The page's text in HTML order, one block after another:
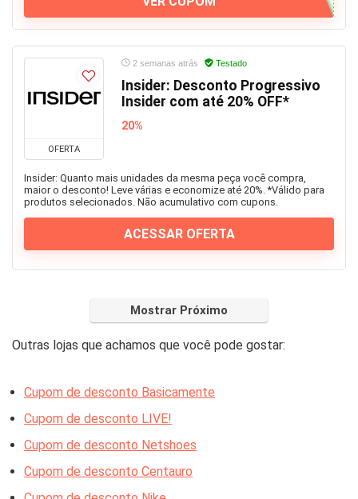
OFERTA
2 semanas atrás Testado
Insider: Desconto Progressivo
Insider com até 20% OFF*
20%
Insider: Quanto mais unidades da mesma peça você compra,
maior o desconto! Leve várias e economize até 20%. *Válido para
produtos selecionados. Não acumulativo com cupons.
ACESSAR OFERTA
Mostrar Próximo
Outras lojas que achamos que você pode gostar:
Cupom de desconto Basicamente
Cupom de desconto LIVE!
Cupom de desconto Netshoes
Cupom de desconto Centauro